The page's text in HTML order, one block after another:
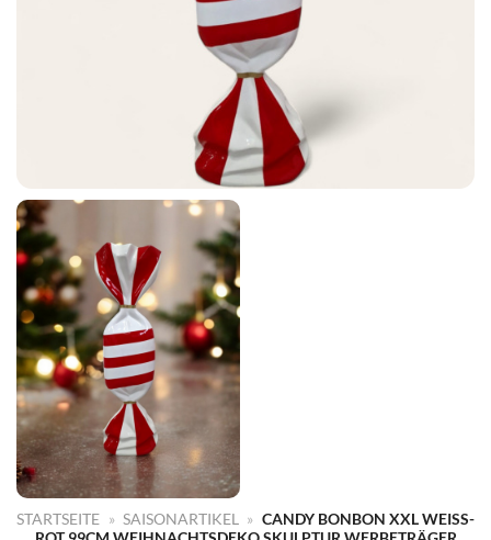
STARTSEITE » SAISONARTIKEL » CANDY BONBON XXL WEISS-R